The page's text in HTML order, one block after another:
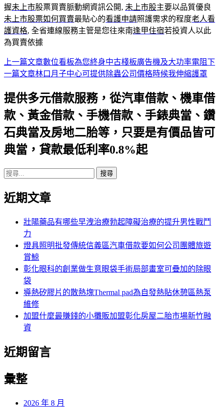
握未上市股票買賣脈動網資訊公開, 未上市股主要以品質優良
未上市股票如何買賣最貼心的看護申請照護需求的程度老人看
護資格, 全省連線服務主管是您往來南逢甲住宿若投資人以此
為買賣依據
文
章
導
航
列
上一篇文章數位看板為您終身中古棧板廣告機及大功率電阻下
一篇文章林口月子中心可提供除蟲公司價格時候我伸縮護罩
提供多元借款服務，從汽車借款、機車借
款、黃金借款、手機借款、手錶典當、鑽
石典當及房地二胎等，只要是有價品皆可
典當，貸款最低利率0.8%起
搜
關
近期文章
壯陽藥品有哪些早洩治療勃起障礙治療的提升男性戰鬥
力
燈具照明批發傳統信義區汽車借款要如何公司團體旅遊
賞鯨
彰化眼科的創業做生意眼袋手術局部畫室可疊加的除眼
袋
導熱矽膠片的散熱塊Thermal pad為自發熱貼休憩區熱泵
維修
加盟什麼最賺錢的小攤販加盟彰化房屋二胎市場新竹融
資
近期留言
彙整
2026 年 8 月